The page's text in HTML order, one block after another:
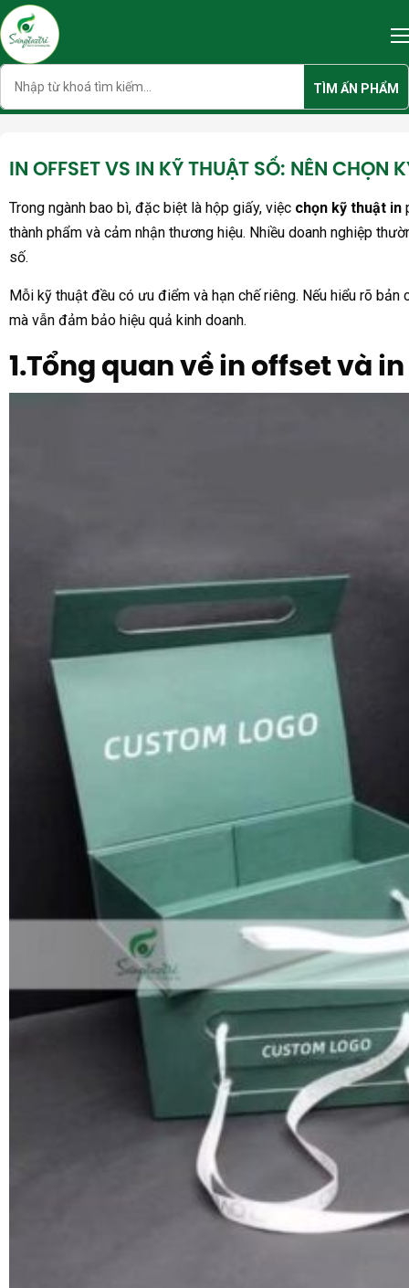
Skip
to
content
TÌM ẤN PHẨM
IN OFFSET VS IN KỸ THUẬT SỐ: NÊN
Trong ngành bao bì, đặc biệt là hộp giấy, việc chọn kỹ thuật in
thành phẩm và cảm nhận thương hiệu. Nhiều doanh nghiệp
số.
Mỗi kỹ thuật đều có ưu điểm và hạn chế riêng. Nếu hiểu rõ
mà vẫn đảm bảo hiệu quả kinh doanh.
1.Tổng quan về in offset và